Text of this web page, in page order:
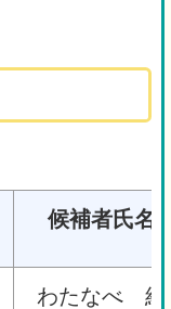
候補者氏名
わたなべ 結